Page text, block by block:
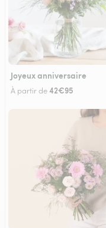
Joyeux anniversaire
À partir de42€95